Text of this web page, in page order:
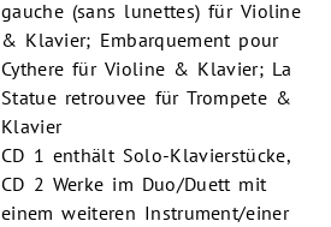
gauche (sans lunettes) für Violine
& Klavier; Embarquement pour
Cythere für Violine & Klavier; La
Statue retrouvee für Trompete &
Klavier
CD 1 enthält Solo-Klavierstücke,
CD 2 Werke im Duo/Duett mit
einem weiteren Instrument/einer